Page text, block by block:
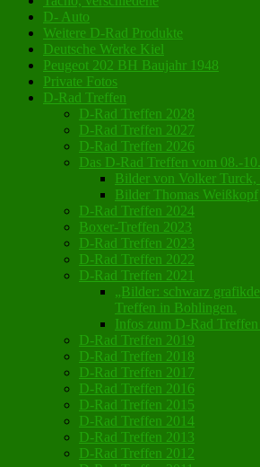
D- Auto
Weitere D-Rad Produkte
Deutsche Werke Kiel
Peugeot 202 BH Baujahr 1948
Private Fotos
D-Rad Treffen
D-Rad Treffen 2028
D-Rad Treffen 2027
D-Rad Treffen 2026
Das D-Rad Treffen vom 08.-
Bilder von Volker
Bilder Thomas Weißkopf
D-Rad Treffen 2024
Boxer-Treffen 2023
D-Rad Treffen 2023
D-Rad Treffen 2022
D-Rad Treffen 2021
„Bilder: schwarz
Treffen in Bohlingen.
Infos zum D-Rad Treffen
D-Rad Treffen 2019
D-Rad Treffen 2018
D-Rad Treffen 2017
D-Rad Treffen 2016
D-Rad Treffen 2015
D-Rad Treffen 2014
D-Rad Treffen 2013
D-Rad Treffen 2012